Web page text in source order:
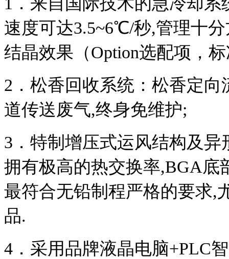
速度可达3.5~6℃/秒,管理十
结晶效果（Option选配项，
2 ．松香回收系统：松香定向
道传送废气,终身免维护;
3 ．特制增压式运风结构及
拥有极高的热交换率,BGA底
最符合无铅制程严格的要求,
品.
4 ．采用品牌液晶电脑+PLC